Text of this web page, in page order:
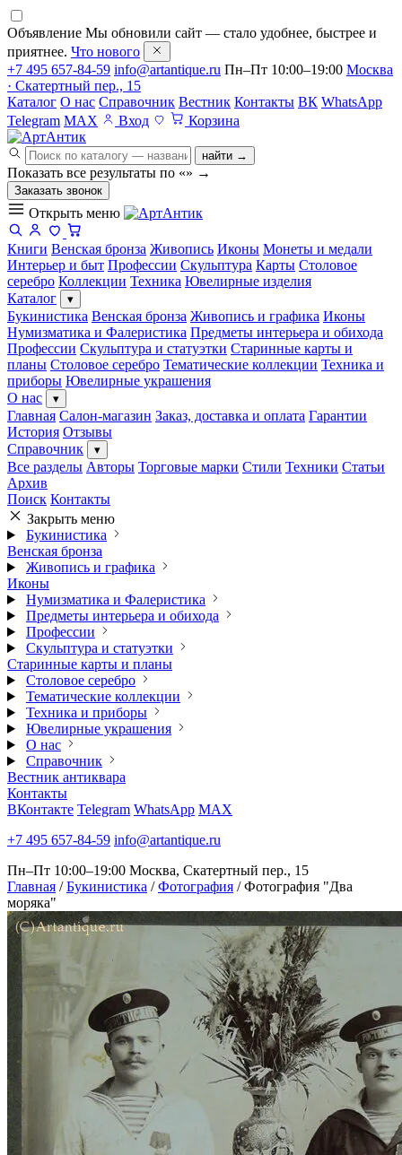
Объявление Мы обновили сайт — стало удобнее, быстрее и
приятнее. Что нового
+7 495 657-84-59 info@artantique.ru Пн–Пт 10:00–19:00 Москва
· Скатертный пер., 15
Каталог О нас Справочник Вестник Контакты ВК WhatsApp
Telegram MAX Вход Корзина
найти →
Показать все результаты по «» →
Заказать звонок
Открыть меню
Книги Венская бронза Живопись Иконы Монеты и медали
Интерьер и быт Профессии Скульптура Карты Столовое
серебро Коллекции Техника Ювелирные изделия
Каталог
▾
Букинистика Венская бронза Живопись и графика Иконы
Нумизматика и Фалеристика Предметы интерьера и обихода
Профессии Скульптура и статуэтки Старинные карты и
планы Столовое серебро Тематические коллекции Техника и
приборы Ювелирные украшения
О нас
▾
Главная Салон-магазин Заказ, доставка и оплата Гарантии
История Отзывы
Справочник
▾
Все разделы Авторы Торговые марки Стили Техники Статьи
Архив
Поиск Контакты
Закрыть меню
Букинистика
Венская бронза
Живопись и графика
Иконы
Нумизматика и Фалеристика
Предметы интерьера и обихода
Профессии
Скульптура и статуэтки
Старинные карты и планы
Столовое серебро
Тематические коллекции
Техника и приборы
Ювелирные украшения
О нас
Справочник
Вестник антиквара
Контакты
ВКонтакте Telegram WhatsApp MAX
+7 495 657-84-59 info@artantique.ru
Пн–Пт 10:00–19:00 Москва, Скатертный пер., 15
Главная / Букинистика / Фотография / Фотография "Два
моряка"